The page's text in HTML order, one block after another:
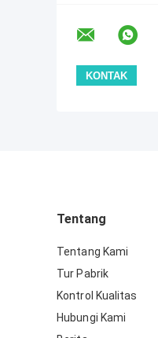
Tentang
Tentang Kami
Tur Pabrik
Kontrol Kualitas
Hubungi Kami